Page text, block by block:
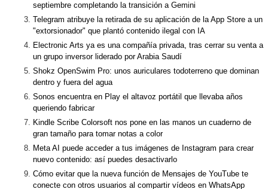
septiembre completando la transición a Gemini
Telegram atribuye la retirada de su aplicación de la App Store a un
"extorsionador" que plantó contenido ilegal con IA
Electronic Arts ya es una compañía privada, tras cerrar su venta a
un grupo inversor liderado por Arabia Saudí
Shokz OpenSwim Pro: unos auriculares todoterreno que dominan
dentro y fuera del agua
Sonos encuentra en Play el altavoz portátil que llevaba años
queriendo fabricar
Kindle Scribe Colorsoft nos pone en las manos un cuaderno de
gran tamaño para tomar notas a color
Meta AI puede acceder a tus imágenes de Instagram para crear
nuevo contenido: así puedes desactivarlo
Cómo evitar que la nueva función de Mensajes de YouTube te
conecte con otros usuarios al compartir vídeos en WhatsApp